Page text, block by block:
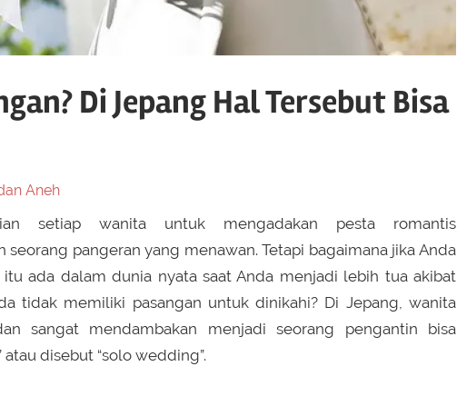
Di Jepang Hal Tersebut Bisa
Aneh
setiap wanita untuk mengadakan pesta romantis
pangeran yang menawan. Tetapi bagaimana jika Anda
ada dalam dunia nyata saat Anda menjadi lebih tua akibat
tidak memiliki pasangan untuk dinikahi? Di Jepang, wanita
sangat mendambakan menjadi seorang pengantin bisa
disebut “solo wedding”.